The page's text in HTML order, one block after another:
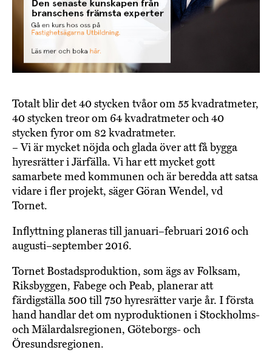
Totalt blir det 40 stycken tvåor om 55 kvadratmeter,
40 stycken treor om 64 kvadratmeter och 40
stycken fyror om 82 kvadratmeter.
– Vi är mycket nöjda och glada över att få bygga
hyresrätter i Järfälla. Vi har ett mycket gott
samarbete med kommunen och är beredda att satsa
vidare i fler projekt, säger Göran Wendel, vd
Tornet.
Inflyttning planeras till januari–februari 2016 och
augusti–september 2016.
Tornet Bostadsproduktion, som ägs av Folksam,
Riksbyggen, Fabege och Peab, planerar att
färdigställa 500 till 750 hyresrätter varje år. I första
hand handlar det om nyproduktionen i Stockholms-
och Mälardalsregionen, Göteborgs- och
Öresundsregionen.